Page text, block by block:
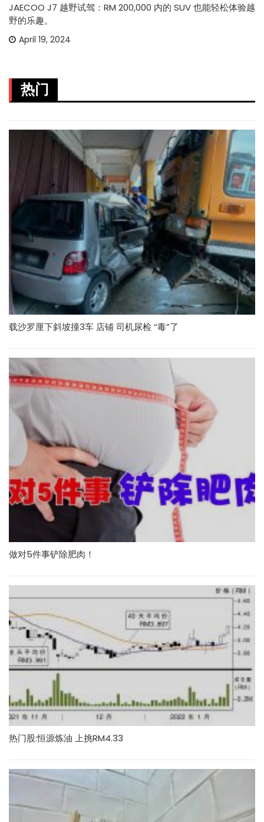
JAECOO J7 越野试驾：RM 200,000 内的 SUV 也能轻松体验越
野的乐趣。
April 19, 2024
热门
载沙罗厘下斜坡撞3车 店铺 司机尿检 “毒”了
做对5件事铲除肥肉！
热门股:恒源炼油 上挑RM4.33